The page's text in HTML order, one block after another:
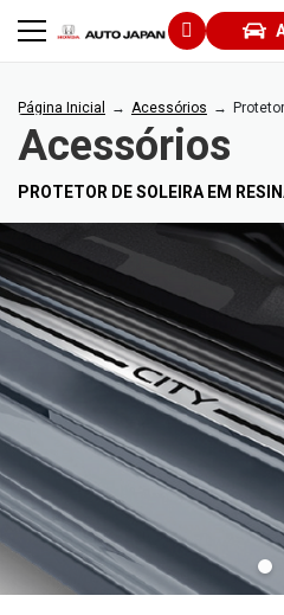
Página Inicial Acessórios
Acessórios
PROTETOR DE SOLEIRA EM